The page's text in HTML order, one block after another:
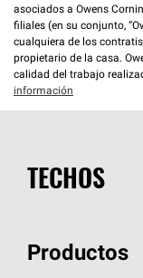
asociados a Owens
filiales (en su conjunto,
cualquiera de los
propietario de la casa.
calidad del trabajo
información
TECHOS
Productos